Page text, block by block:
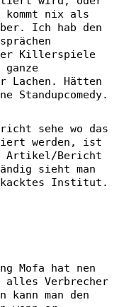
kommt nix als
Ich hab den
Killerspiele
Lachen. Hätten
Standupcomedy.
sehe wo das
werden, ist
Artikel/Bericht
sieht man
Institut.
Mofa hat nen
alles Verbrecher
man den